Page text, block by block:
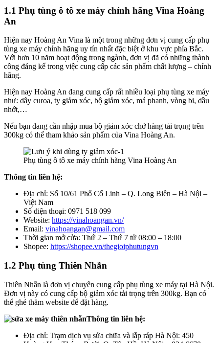
1.1 Phụ tùng ô tô xe máy chính hãng Vina Hoàng
An
Hiện nay Hoàng An Vina là một trong những đơn vị cung cấp phụ
tùng xe máy chính hãng uy tín nhất đặc biệt ở khu vực phía Bắc.
Với hơn 10 năm hoạt động trong ngành, đơn vị đã có những thành
công đáng kể trong việc cung cấp các sản phẩm chất lượng – chính
hãng.
Hiện nay Hoàng An đang cung cấp rất nhiều loại phụ tùng xe máy
như: dây curoa, ty giảm xóc, bộ giảm xóc, má phanh, vòng bi, dầu
nhớt,…
Nếu bạn đang cần nhập mua bộ giảm xóc chở hàng tải trọng trên
300kg có thể tham khảo sản phẩm của Vina Hoàng An.
Phụ tùng ô tô xe máy chính hãng Vina Hoàng An
Thông tin liên hệ:
Địa chỉ: Số 10/61 Phố Cổ Linh – Q. Long Biên – Hà Nội –
Việt Nam
Số điện thoại: 0971 518 099
Website: https://vinahoangan.vn/
Email: vinahoangan@gmail.com
Thời gian mở cửa: Thứ 2 – Thứ 7 tử 08:00 – 18:00
Shopee: https://shopee.vn/thegioiphutungvn
1.2 Phụ tùng Thiên Nhẫn
Thiên Nhẫn là đơn vị chuyên cung cấp phụ tùng xe máy tại Hà Nội.
Đơn vị này có cung cấp bộ giảm xóc tải trọng trên 300kg. Bạn có
thể ghé thăm website để đặt hàng.
Thông tin liên hệ:
Địa chỉ: Trạm dịch vụ sửa chữa và lắp ráp Hà Nội: 450